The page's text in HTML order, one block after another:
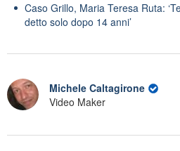
Caso Grillo, Maria Teresa Ruta:
detto solo dopo 14 anni’
Michele Caltagirone
Video Maker